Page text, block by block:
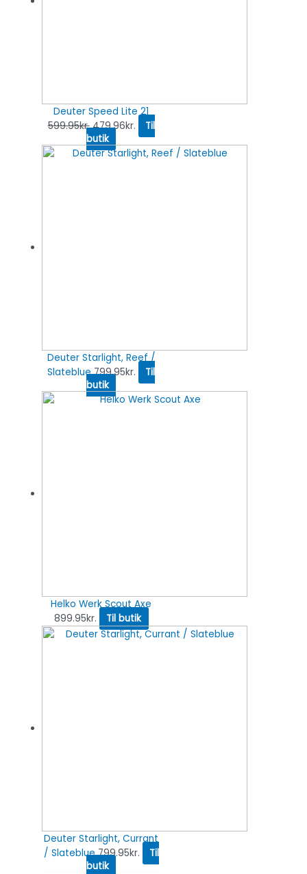
Deuter Speed Lite 21
599.95kr. 479.96kr.
Til
butik
Deuter Starlight, Reef /
Slateblue 799.95kr.
Til
butik
Helko Werk Scout Axe
899.95kr. Til butik
Deuter Starlight, Currant
/ Slateblue 799.95kr.
Til
butik